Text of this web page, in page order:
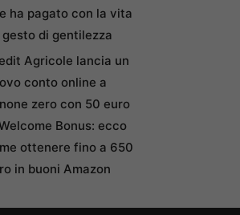
ha pagato con la vita
gesto di gentilezza
Agricole lancia un
conto online a
zero con 50 euro
Bonus: ecco
ottenere fino a 650
in buoni Amazon